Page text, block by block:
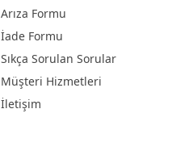
Arıza Formu
İade Formu
Sıkça Sorulan Sorular
Müşteri Hizmetleri
İletişim